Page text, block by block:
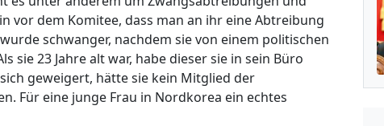
vor dem Komitee, dass man an ihr eine Abtreibung
schwanger, nachdem sie von einem politischen
sie 23 Jahre alt war, habe dieser sie in sein Büro
geweigert, hätte sie kein Mitglied der
Für eine junge Frau in Nordkorea ein echtes